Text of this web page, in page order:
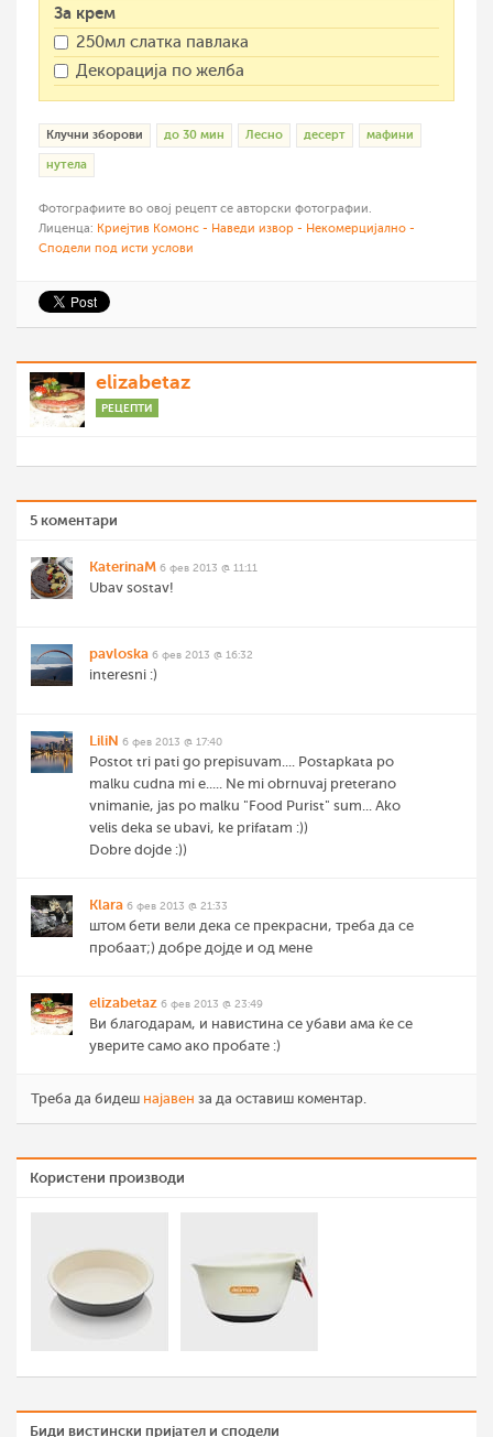
За крем
250мл слатка павлака
Декорација по желба
Клучни зборови до 30 мин Лесно десерт мафини
нутела
Фотографиите во овој рецепт се авторски фотографии.
Лиценца: Криејтив Комонс - Наведи извор - Некомерцијално -
Сподели под исти услови
elizabetaz
РЕЦЕПТИ
5 коментари
KaterinaM 6 фев 2013 @ 11:11
Ubav sostav!
pavloska 6 фев 2013 @ 16:32
interesni :)
LiliN 6 фев 2013 @ 17:40
Postot tri pati go prepisuvam.... Postapkata po
malku cudna mi e..... Ne mi obrnuvaj preterano
vnimanie, jas po malku "Food Purist" sum... Ako
velis deka se ubavi, ke prifatam :))
Dobre dojde :))
Klara 6 фев 2013 @ 21:33
штом бети вели дека се прекрасни, треба да се
пробаат;) добре дојде и од мене
elizabetaz 6 фев 2013 @ 23:49
Ви благодарам, и навистина се убави ама ќе се
уверите само ако пробате :)
Треба да бидеш најавен за да оставиш коментар.
Користени производи
Биди вистински пријател и сподели